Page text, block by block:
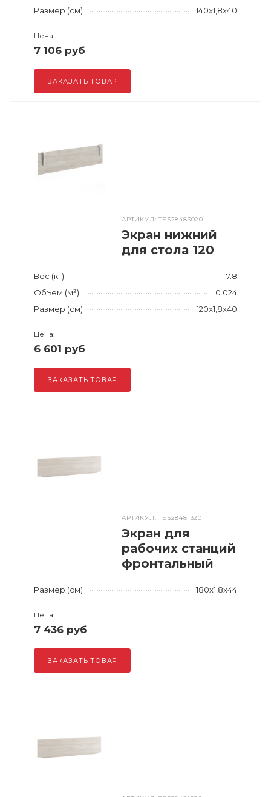
Размер (см)
140x1,8x40
Цена:
7 106 руб
ЗАКАЗАТЬ ТОВАР
АРТИКУЛ: TES28483020
Экран нижний
для стола 120
Вес (кг)
7.8
Объем (м³)
0.024
Размер (см)
120x1,8x40
Цена:
6 601 руб
ЗАКАЗАТЬ ТОВАР
АРТИКУЛ: TES28481320
Экран для
рабочих станций
фронтальный
Размер (см) 180x1,8x44
Цена:
7 436 руб
ЗАКАЗАТЬ ТОВАР